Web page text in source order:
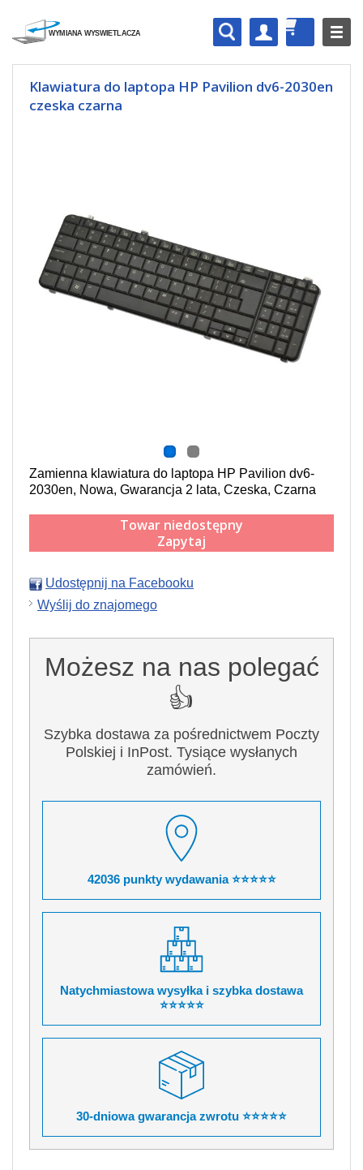
Klawiatura do laptopa HP Pavilion dv6-2030en
czeska czarna
Zamienna klawiatura do laptopa HP Pavilion dv6-
2030en, Nowa, Gwarancja 2 lata, Czeska, Czarna
Towar niedostępny
Zapytaj
Udostępnij na Facebooku
Wyślij do znajomego
Możesz na nas polegać
👍
Szybka dostawa za pośrednictwem Poczty
Polskiej i InPost. Tysiące wysłanych
zamówień.
42036 punkty wydawania ⭐⭐⭐⭐⭐
Natychmiastowa wysyłka i szybka dostawa
⭐⭐⭐⭐⭐
30-dniowa gwarancja zwrotu ⭐⭐⭐⭐⭐